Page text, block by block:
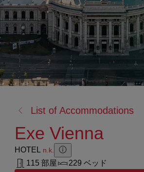
る:
List of Accommodations
Exe Vienna
HOTEL n.k.
Zusatzinformation anzeigen
Zusatzinformation ausblenden
115 部屋
229 ベッド